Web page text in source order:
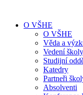
O VŠHE
O VŠHE
Věda a
Vedení školy
Studijní
Katedry
Partneři
Absolventi